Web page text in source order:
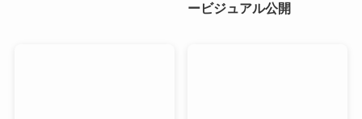
ービジュアル公開